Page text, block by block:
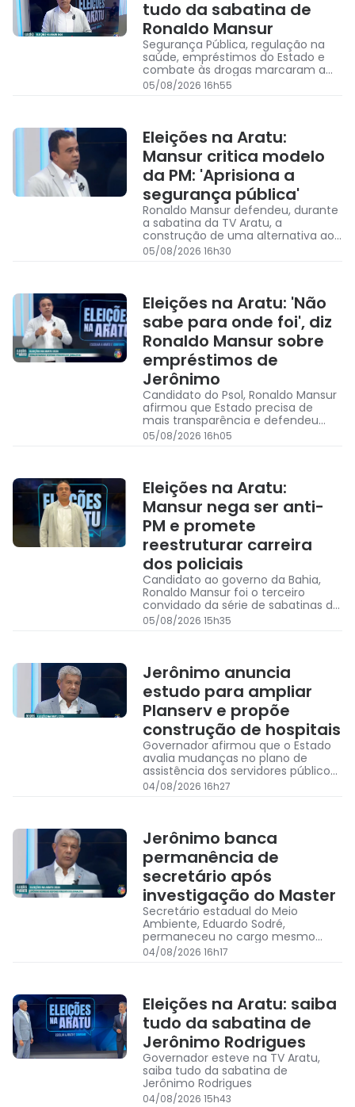
tudo da sabatina de
Ronaldo Mansur
Segurança Pública, regulação na
saúde, empréstimos do Estado e
combate às drogas marcaram a
sabatina de Ronaldo Mansur (PSOL)
na TV Aratu
05/08/2026 16h55
Eleições na Aratu:
Mansur critica modelo
da PM: 'Aprisiona a
segurança pública'
Ronaldo Mansur defendeu, durante
a sabatina da TV Aratu, a
construção de uma alternativa ao
modelo atual da corporação
05/08/2026 16h30
Eleições na Aratu: 'Não
sabe para onde foi', diz
Ronaldo Mansur sobre
empréstimos de
Jerônimo
Candidato do Psol, Ronaldo Mansur
afirmou que Estado precisa de
mais transparência e defendeu
auditoria para apurar destino dos
recursos obtidos em operações de
05/08/2026 16h05
Eleições na Aratu:
Mansur nega ser anti-
PM e promete
reestruturar carreira
dos policiais
Candidato ao governo da Bahia,
Ronaldo Mansur foi o terceiro
convidado da série de sabatinas da
TV Aratu, realizada nesta quarta-
feira
05/08/2026 15h35
Jerônimo anuncia
estudo para ampliar
Planserv e propõe
construção de hospitais
Governador afirmou que o Estado
avalia mudanças no plano de
assistência dos servidores públicos,
com foco na ampliação do
atendimento, e defendeu o
04/08/2026 16h27
Jerônimo banca
permanência de
secretário após
investigação do Master
Secretário estadual do Meio
Ambiente, Eduardo Sodré,
permaneceu no cargo mesmo
após ser citado nas investigações
da Operação Compliance Zero
04/08/2026 16h17
Eleições na Aratu: saiba
tudo da sabatina de
Jerônimo Rodrigues
Governador esteve na TV Aratu,
saiba tudo da sabatina de
Jerônimo Rodrigues
04/08/2026 15h43